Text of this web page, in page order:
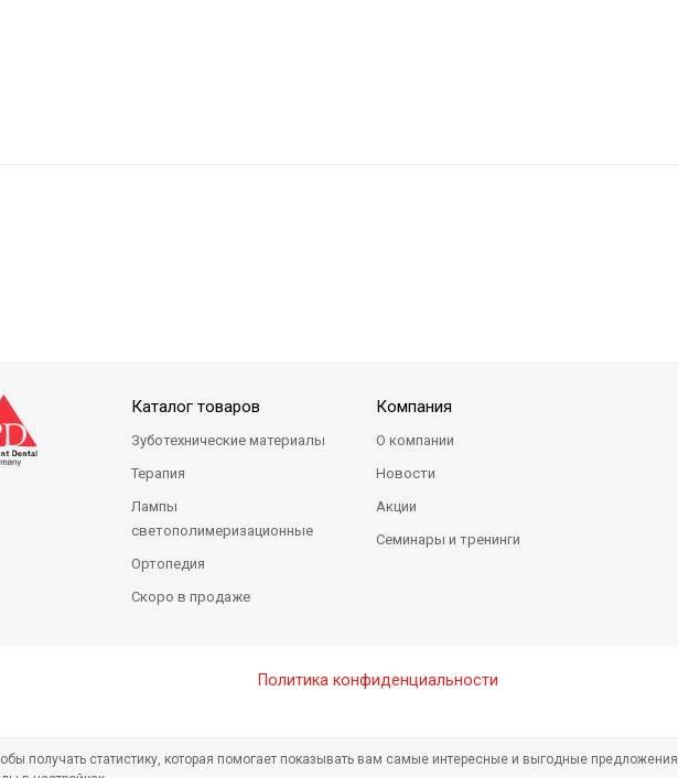
Absorbent Paper Points Taper PT0106-20
Каталог товаров
Зуботехнические материалы
Терапия
Лампы
светополимеризационные
Ортопедия
Скоро в продаже
Компания
О компании
Новости
Акции
Семинары и тренинги
Политика конфиденциальности
получать статистику, которая помогает показывать вам самые интересные и выгодные предложения.